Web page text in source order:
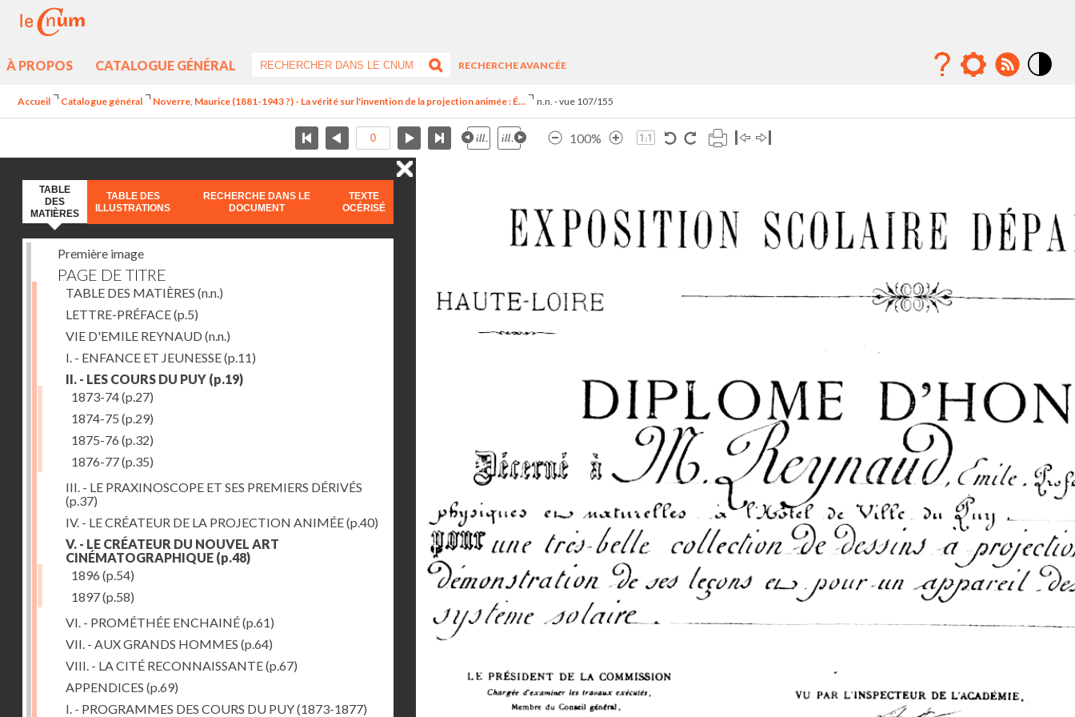
À PROPOS CATALOGUE GÉNÉRAL
RECHERCHE AVANCÉE
Accueil Catalogue général Noverre, Maurice (1881-1943 ?) - La vérité sur l'invention de la projection animée : É... n.n. - vue 107/155
100%
TABLE
DES
MATIÈRES
TABLE DES
ILLUSTRATIONS
RECHERCHE DANS LE
DOCUMENT
TEXTE
OCÉRISÉ
Première image
PAGE DE TITRE
TABLE DES MATIÈRES (n.n.)
LETTRE-PRÉFACE(p.5)
VIE D'EMILE REYNAUD (n.n.)
I. - ENFANCE ET JEUNESSE(p.11)
II. - LES COURS DU PUY (p.19)
1873-74(p.27)
1874-75 (p.29)
1875-76 (p.32)
1876-77(p.35)
III. - LE PRAXINOSCOPE ET SES PREMIERS DÉRIVÉS
(p.37)
IV. - LE CRÉATEUR DE LA PROJECTION ANIMÉE(p.40)
V. - LE CRÉATEUR DU NOUVEL ART
CINÉMATOGRAPHIQUE (p.48)
1896 (p.54)
1897(p.58)
VI. - PROMÉTHÉE ENCHAINÉ(p.61)
VII. - AUX GRANDS HOMMES (p.64)
VIII. - LA CITÉ RECONNAISSANTE(p.67)
APPENDICES (p.69)
I. - PROGRAMMES DES COURS DU PUY (1873-1877)